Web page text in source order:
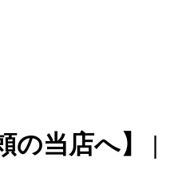
の当店へ】 |